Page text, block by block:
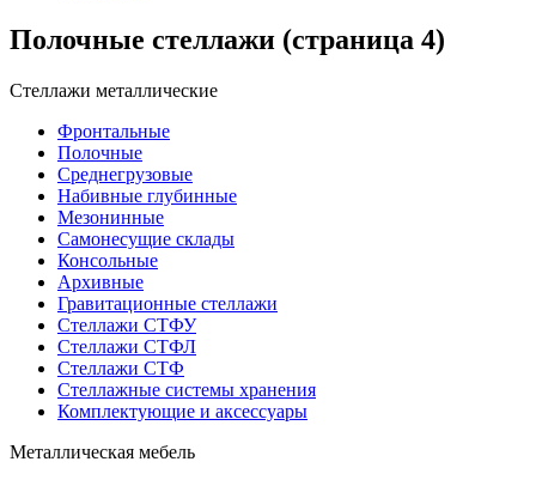
Полочные стеллажи (страница 4)
Стеллажи металлические
Фронтальные
Полочные
Среднегрузовые
Набивные глубинные
Мезонинные
Самонесущие склады
Консольные
Архивные
Гравитационные стеллажи
Стеллажи СТФУ
Стеллажи СТФЛ
Стеллажи СТФ
Стеллажные системы хранения
Комплектующие и аксессуары
Металлическая мебель